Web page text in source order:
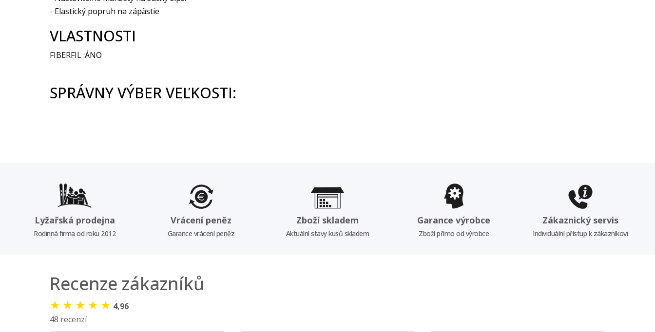
- Elastický popruh na zápästie
VLASTNOSTI
FIBERFIL :ÁNO
SPRÁVNY VÝBER VEĽKOSTI:
Lyžařská prodejna
Rodinná firma od roku 2012
Vrácení peněz
Garance vrácení peněz
Zboží skladem
Aktuální stavy kusů skladem
Garance výrobce
Zboží přímo od výrobce
Zákaznický servis
Individuální přístup k zákazníkovi
Recenze zákazníků
★ ★ ★ ★ ★ 4,96
48 recenzí